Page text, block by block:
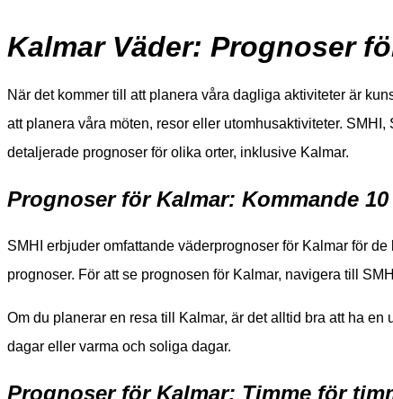
Kalmar Väder: Prognoser
När det kommer till att planera våra dagliga aktiviteter är
att planera våra möten, resor eller utomhusaktiviteter.
detaljerade prognoser för olika orter, inklusive Kalmar.
Prognoser för Kalmar: Kommande
SMHI erbjuder omfattande väderprognoser för Kalmar för
prognoser. För att se prognosen för Kalmar, navigera till
Om du planerar en resa till Kalmar, är det alltid bra att ha
dagar eller varma och soliga dagar.
Prognoser för Kalmar: Timme för